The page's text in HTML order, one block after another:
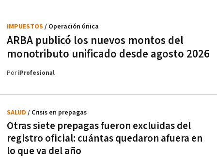
ARBA publicó los nuevos montos del
monotributo unificado desde agosto 2026
IMPUESTOS / Operación única
PoriProfesional
Otras siete prepagas fueron excluidas del
registro oficial: cuántas quedaron afuera en
lo que va del año
SALUD / Crisis en prepagas